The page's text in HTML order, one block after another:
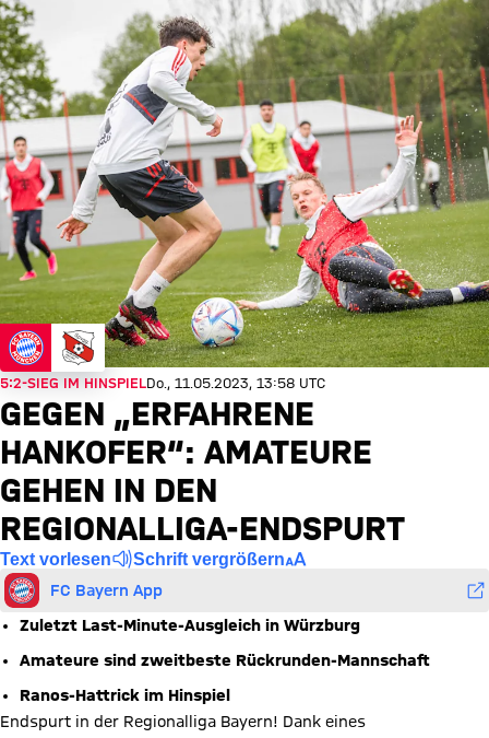
5:2-SIEG IM HINSPIELDo., 11.05.2023, 13:58 UTC
GEGEN „ERFAHRENE
HANKOFER“: AMATEURE
GEHEN IN DEN
REGIONALLIGA-ENDSPURT
Text vorlesen Schrift vergrößern
FC Bayern App
Zuletzt Last-Minute-Ausgleich in Würzburg
Amateure sind zweitbeste Rückrunden-Mannschaft
Ranos-Hattrick im Hinspiel
Endspurt in der Regionalliga Bayern! Dank eines